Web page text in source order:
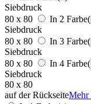
Siebdruck
80 x 80
In 2
Siebdruck
80 x 80
In 3
Siebdruck
80 x 80
In 4
Siebdruck
80 x 80
auf der RückseiteMehr